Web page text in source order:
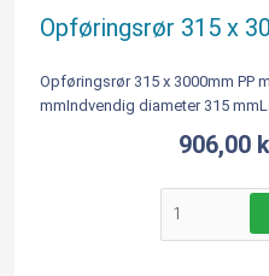
Opføringsrør 315 x
Opføringsrør 315 x 3000mm PP
mmIndvendig diameter 315
906,00
med
muffe